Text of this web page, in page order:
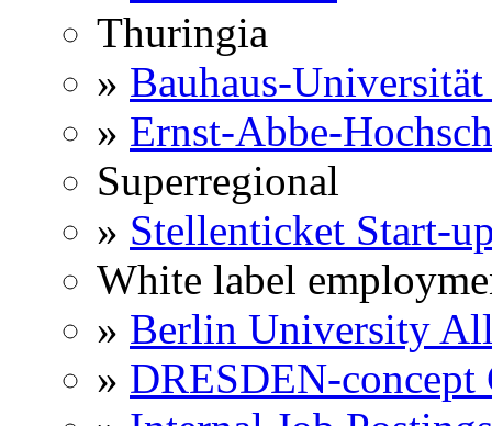
Thuringia
» Bauhaus-
» Ernst-Abbe-
Superregional
» Stellenticket Start-
White label
» Berlin University
» DRESDEN-concept